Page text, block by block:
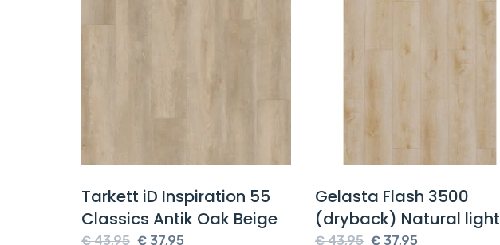
Tarkett iD Inspiration 55
Classics Antik Oak Beige
€43,95 Oorspronkelijke
€ 37,95
Gelasta Flash 3500
(dryback) Natural light
€43,95 Oorspronkelijke
€ 37,95